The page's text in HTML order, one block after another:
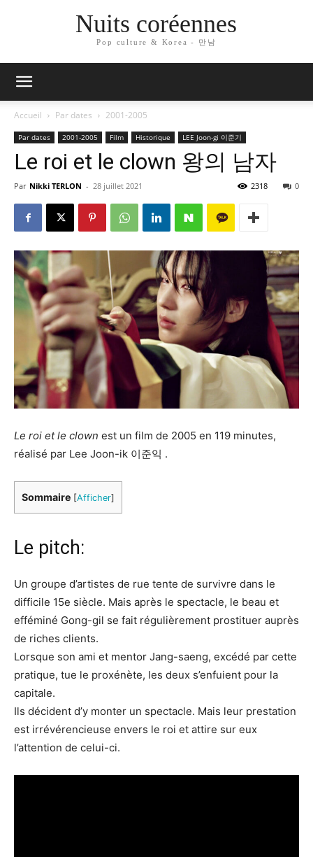
Nuits coréennes
Pop culture & Korea - 만남
Accueil Par dates 2001-2005
Par dates 2001-2005 Film Historique LEE Joon-gi 이준기
Le roi et le clown 왕의 남자
Par Nikki TERLON - 28 juillet 2021 0
2318
Le roi et le clown est un film de 2005 en 119 minutes,
réalisé par Lee Joon-ik 이준익 .
Sommaire [Afficher]
Le pitch:
Un groupe d’artistes de rue tente de survivre dans le
difficile 15e siècle. Mais après le spectacle, le beau et
efféminé Gong-gil se fait régulièrement prostituer auprès
de riches clients.
Lorsque son ami et mentor Jang-saeng, excédé par cette
pratique, tue le proxénète, les deux s’enfuient pour la
capitale.
Ils décident d’y monter un spectacle. Mais leur prestation
est irrévérencieuse envers le roi et attire sur eux
l’attention de celui-ci.